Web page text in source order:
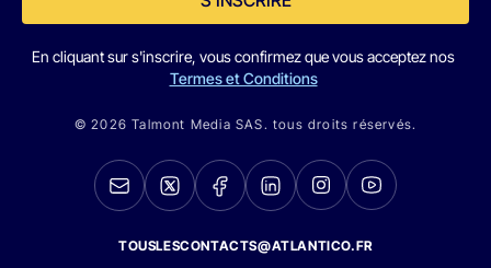
En cliquant sur s'inscrire, vous confirmez que vous acceptez nos
Termes et Conditions
© 2026 Talmont Media SAS. tous droits réservés.
TOUSLESCONTACTS@ATLANTICO.FR